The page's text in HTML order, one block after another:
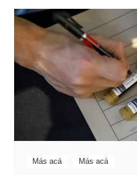
Más acá Más acá